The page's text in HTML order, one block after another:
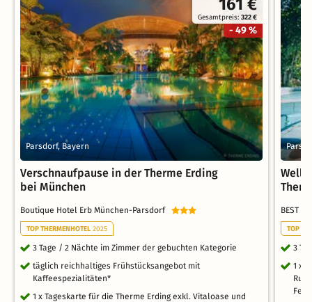
161 €
Gesamtpreis:322 €
- 49 %
Parsdorf, Bayern
Verschnaufpause in der Therme Erding
bei München
Boutique Hotel Erb München-Parsdorf
TOP THERMENHOTEL 2025
3 Tage / 2 Nächte im Zimmer der gebuchten Kategorie
täglich reichhaltiges Frühstücksangebot mit
Kaffeespezialitäten*
1 x Tageskarte für die Therme Erding exkl. Vitaloase und
BEST
TOP
3
1 x